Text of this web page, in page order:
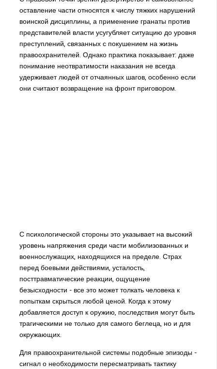
оставление части относятся к числу тяжких нарушений
воинской дисциплины, а применение гранаты против
представителей власти усугубляет ситуацию до уровня
преступлений, связанных с покушением на жизнь
правоохранителей. Однако практика показывает: даже
понимание неотвратимости наказания не всегда
удерживает людей от отчаянных шагов, особенно если
они считают возвращение на фронт приговором.
С психологической стороны это указывает на высокий
уровень напряжения среди части мобилизованных и
военнослужащих, находящихся на пределе. Страх
перед боевыми действиями, усталость,
посттравматические реакции, ощущение
безысходности - все это может толкать человека к
попыткам скрыться любой ценой. Когда к этому
добавляется доступ к оружию, последствия могут быть
трагическими не только для самого беглеца, но и для
окружающих.
Для правоохранительной системы подобные эпизоды -
сигнал о необходимости пересматривать тактику